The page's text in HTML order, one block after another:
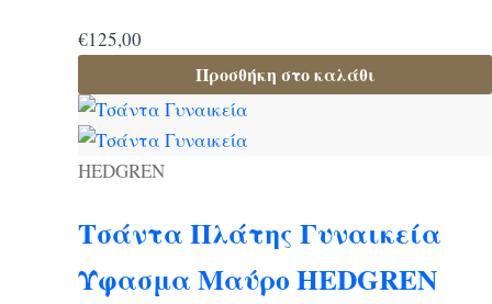
€125,00
Προσθήκη στο καλάθι
HEDGREN
Τσάντα Πλάτης Γυναικεία
Ύφασμα Μαύρο HEDGREN